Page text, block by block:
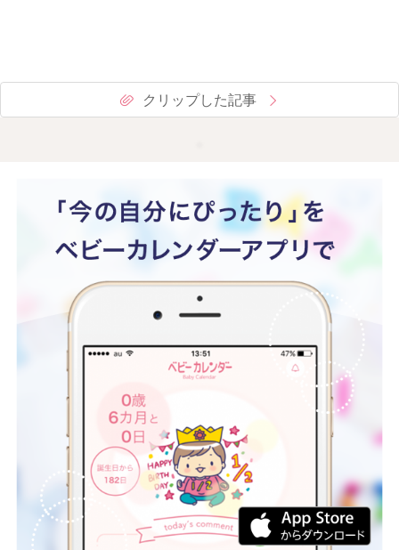
クリップした記事